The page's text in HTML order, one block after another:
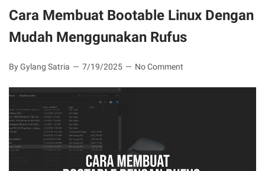
Cara Membuat Bootable Linux Dengan
Mudah Menggunakan Rufus
By Gylang Satria 7/19/2025 No Comment